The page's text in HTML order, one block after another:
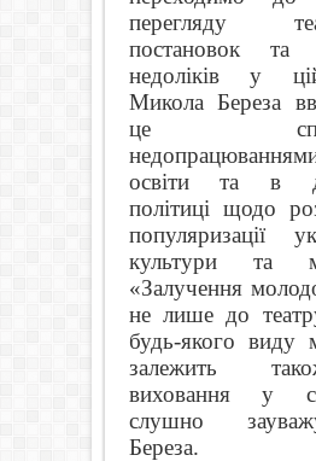
перегляду
постановок та
недоліків у
Микола Береза
це
освіти та в
політиці щодо
популяризації
культури та
«Залучення
не лише до
будь-якого виду
залежить
виховання у
слушно
Береза.